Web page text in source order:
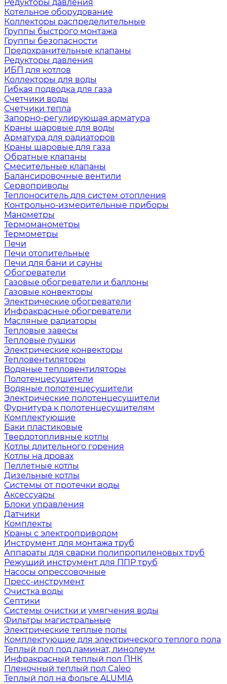
Редукторы давления
Котельное оборудование
Коллекторы распределительные
Группы быстрого монтажа
Группы безопасности
Предохранительные клапаны
Редукторы давления
ИБП для котлов
Коллекторы для воды
Гибкая подводка для газа
Счетчики воды
Счетчики тепла
Запорно-регулирующая арматура
Краны шаровые для воды
Арматура для радиаторов
Краны шаровые для газа
Обратные клапаны
Смесительные клапаны
Балансировочные вентили
Сервоприводы
Теплоноситель для систем отопления
Контрольно-измерительные приборы
Манометры
Термоманометры
Термометры
Печи
Печи отопительные
Печи для бани и сауны
Обогреватели
Газовые обогреватели и баллоны
Газовые конвекторы
Электрические обогреватели
Инфракрасные обогреватели
Масляные радиаторы
Тепловые завесы
Тепловые пушки
Электрические конвекторы
Тепловентиляторы
Водяные тепловентиляторы
Полотенцесушители
Водяные полотенцесушители
Электрические полотенцесушители
Фурнитура к полотенцесушителям
Комплектующие
Баки пластиковые
Твердотопливные котлы
Котлы длительного горения
Котлы на дровах
Пеллетные котлы
Дизельные котлы
Системы от протечки воды
Аксессуары
Блоки управления
Датчики
Комплекты
Краны с электроприводом
Инструмент для монтажа труб
Аппараты для сварки полипропиленовых труб
Режущий инструмент для ППР труб
Насосы опрессовочные
Пресс-инструмент
Очистка воды
Септики
Системы очистки и умягчения воды
Фильтры магистральные
Электрические теплые полы
Комплектующие для электрического теплого пола
Теплый пол под ламинат, линолеум
Инфракрасный теплый пол ПНК
Пленочный теплый пол Caleo
Теплый пол на фольге ALUMIA